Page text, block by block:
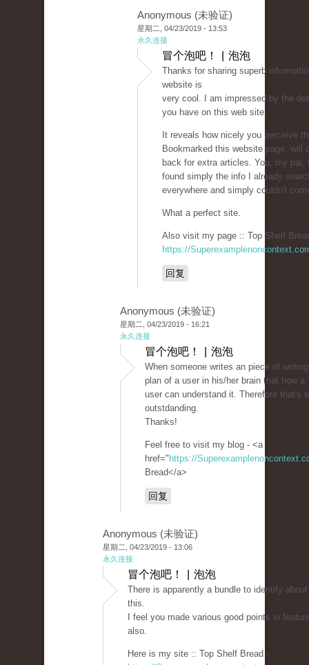
Anonymous (未验证)
星期二, 04/23/2019 - 13:53
永久连接
冒个泡吧！ | 泡泡
Thanks for sharing superb
website is
very cool. I am impressed by the
you have on this web site.
It reveals how nicely you perceive
Bookmarked this website page, will
back for extra articles. You, my pal,
found simply the info I already
everywhere and simply couldn't
What a perfect site.
Also visit my page :: Top Shelf
https://
回复
Anonymous (未验证)
星期二, 04/23/2019 - 16:21
永久连接
冒个泡吧！ | 泡泡
When someone writes an piece of
plan of a user in his/her brain that how a
user can understand it. Therefore that's
outstdanding.
Thanks!
Feel free to visit my blog - <a
href=" https://
Bread</a>
回复
Anonymous (未验证)
星期二, 04/23/2019 - 13:06
永久连接
冒个泡吧！ | 泡泡
There is apparently a bundle to identify about
this.
I feel you made various good points in
also.
Here is my site :: Top Shelf Bread -